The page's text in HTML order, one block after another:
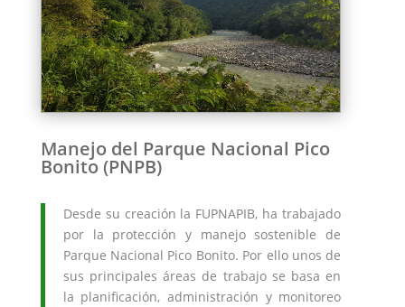
Manejo del Parque Nacional Pico
Bonito (PNPB)
Desde su creación la FUPNAPIB, ha trabajado
por la protección y manejo sostenible de
Parque Nacional Pico Bonito. Por ello unos de
sus principales áreas de trabajo se basa en
la planificación, administración y monitoreo